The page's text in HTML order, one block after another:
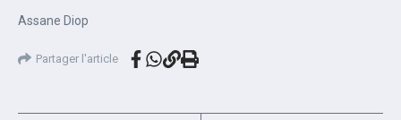
Assane Diop
Partager l'article